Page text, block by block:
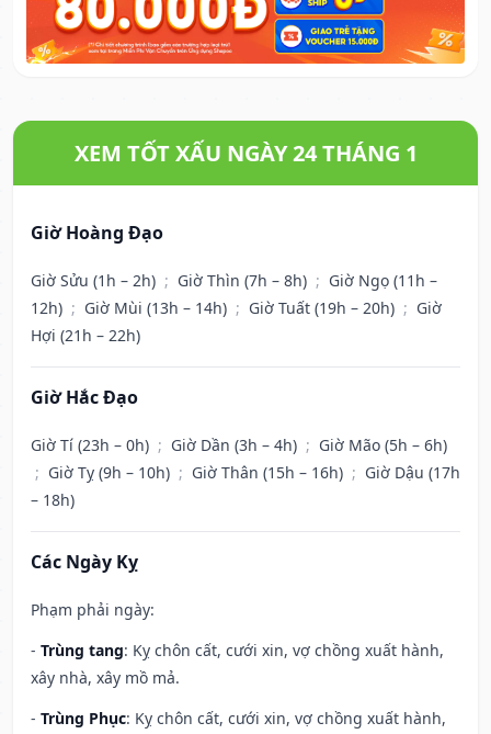
XEM TỐT XẤU NGÀY 24 THÁNG 1
Giờ Hoàng Đạo
Giờ Sửu (1h – 2h) ; Giờ Thìn (7h – 8h) ; Giờ Ngọ (11h –
12h) ; Giờ Mùi (13h – 14h) ; Giờ Tuất (19h – 20h) ; Giờ
Hợi (21h – 22h)
Giờ Hắc Đạo
Giờ Tí (23h – 0h) ; Giờ Dần (3h – 4h) ; Giờ Mão (5h – 6h)
; Giờ Tỵ (9h – 10h) ; Giờ Thân (15h – 16h) ; Giờ Dậu (17h
– 18h)
Các Ngày Kỵ
Phạm phải ngày:
- Trùng tang: Kỵ chôn cất, cưới xin, vợ chồng xuất hành,
xây nhà, xây mồ mả.
- Trùng Phục: Kỵ chôn cất, cưới xin, vợ chồng xuất hành,